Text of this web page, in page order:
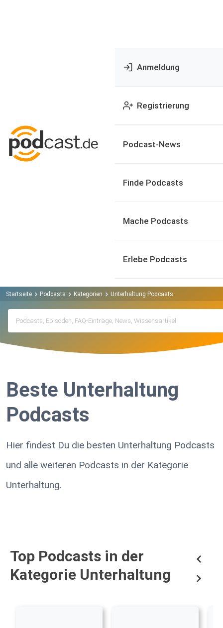
Anmeldung
Registrierung
Podcast-News
Finde Podcasts
Mache Podcasts
Erlebe Podcasts
Startseite Podcasts Kategorien Unterhaltung Podcasts
Beste Unterhaltung
Podcasts
Hier findest Du die besten Unterhaltung Podcasts
und alle weiteren Podcasts in der Kategorie
Unterhaltung.
Top Podcasts in der
Kategorie Unterhaltung